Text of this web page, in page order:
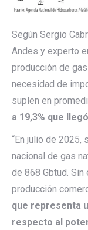
Según Sergio
Andes y experto
producción de
necesidad de
suplen en
a 19,3% que
“En julio de 2025,
nacional de gas
de 868 Gbtud. Sin
producción
que representa
respecto al